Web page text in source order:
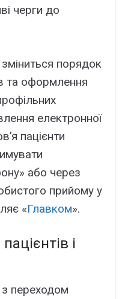
черги до
зміниться порядок
та оформлення
електронної
пацієнти
або через
прийому у
«Главком».
і
з переходом